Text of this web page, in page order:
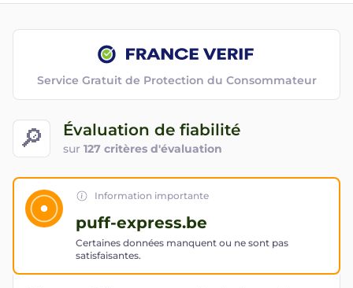
🔎 Évaluation de fiabilité
sur 127 critères d'évaluation
Service Gratuit de Protection du Consommateur
Information importante
puff-express.be
Certaines données manquent ou ne sont pas
satisfaisantes.